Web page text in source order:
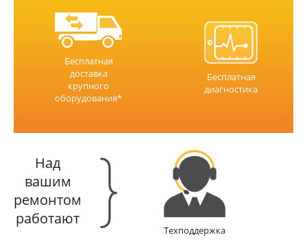
Бесплатная
доставка
крупного
оборудования*
Бесплатная
диагностика
Над
вашим
ремонтом
работают
Техподдержка